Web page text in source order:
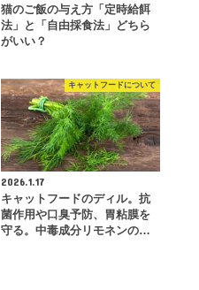
猫のご飯の与え方「定時給餌
法」と「自由採食法」どちら
がいい？
キャットフードについて
2026.1.17
キャットフードのディル。抗
菌作用や口臭予防、胃粘膜を
守る。中毒成分リモネンの…